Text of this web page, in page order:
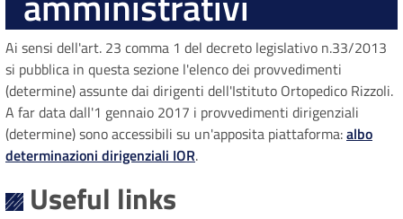
Ai sensi dell'art. 23 comma 1 del decreto legislativo n.33/2013
si pubblica in questa sezione l'elenco dei provvedimenti
(determine) assunte dai dirigenti dell'Istituto Ortopedico Rizzoli.
A far data dall'1 gennaio 2017 i provvedimenti dirigenziali
(determine) sono accessibili su un'apposita piattaforma:albo
determinazioni dirigenziali IOR.
Useful links